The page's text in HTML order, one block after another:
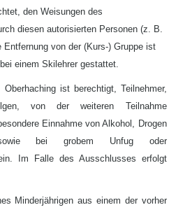
den Weisungen des
diesen autorisierten Personen (z. B.
von der (Kurs-) Gruppe ist
einem Skilehrer gestattet.
ist berechtigt, Teilnehmer,
von der weiteren Teilnahme
Einnahme von Alkohol, Drogen
sowie bei grobem Unfug oder
Im Falle des Ausschlusses erfolgt
Minderjährigen aus einem der vorher